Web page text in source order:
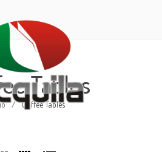
Tables
/ Coffee Tables